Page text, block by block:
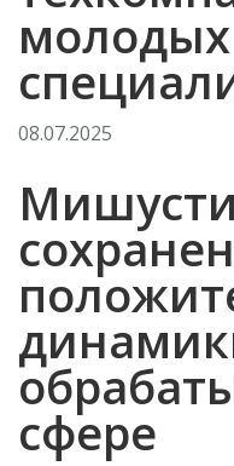
молодых
08.07.2025
сфере